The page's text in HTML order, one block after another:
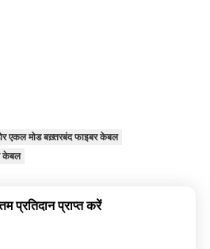
एकल मोड बख़्तरबंद फाइबर केबल
केबल
प्रतिदान प्राप्त करें